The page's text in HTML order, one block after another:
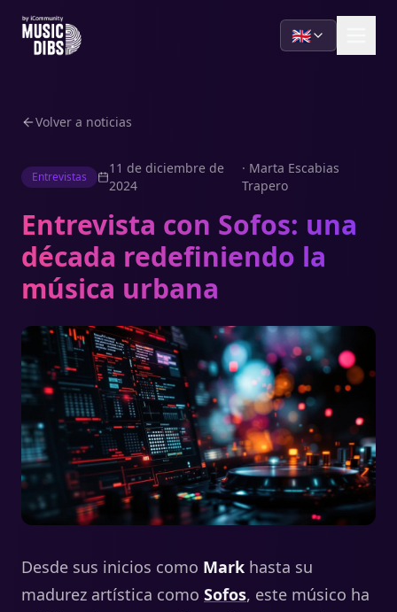
🇬🇧
Volver a noticias
Entrevistas
11 de diciembre de
2024
· Marta Escabias
Trapero
Entrevista con Sofos: una
década redefiniendo la
música urbana
Desde sus inicios como Mark hasta su
madurez artística como Sofos, este músico ha